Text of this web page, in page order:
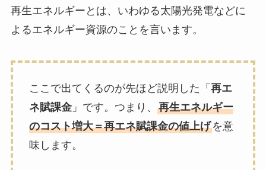
再生エネルギーとは、いわゆる太陽光発電などに
よるエネルギー資源のことを言います。
ここで出てくるのが先ほど説明した「 再エ
ネ賦課金」です。つまり、 再生エネルギー
のコスト増大＝再エネ賦課金の値上げを意
味します。